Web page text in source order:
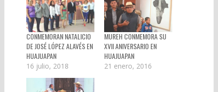
CONMEMORAN NATALICIO
DE JOSÉ LÓPEZ ALAVÉS EN
HUAJUAPAN
16 julio, 2018
MUREH CONMEMORA SU
XVII ANIVERSARIO EN
HUAJUAPAN
21 enero, 2016